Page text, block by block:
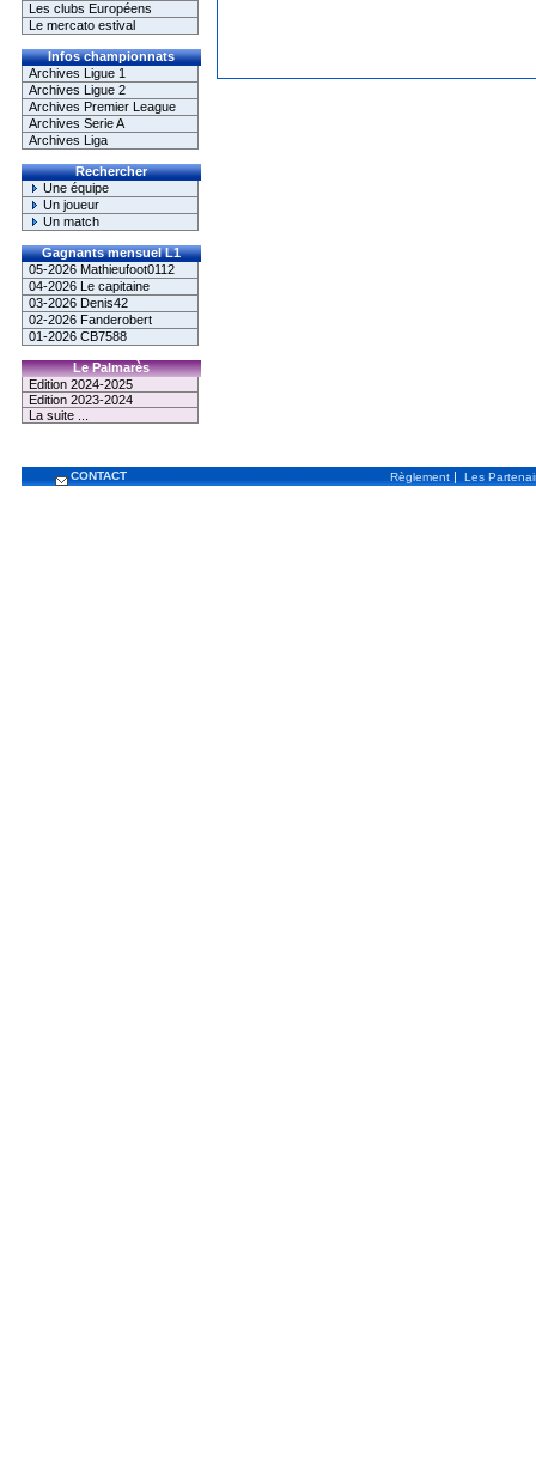
Les clubs Européens
Le mercato estival
Infos championnats
Archives Ligue 1
Archives Ligue 2
Archives Premier League
Archives Serie A
Archives Liga
Rechercher
Une équipe
Un joueur
Un match
Gagnants mensuel L1
05-2026 Mathieufoot0112
04-2026 Le capitaine
03-2026 Denis42
02-2026 Fanderobert
01-2026 CB7588
Le Palmarès
Edition 2024-2025
Edition 2023-2024
La suite ...
CONTACT Règlement | Les